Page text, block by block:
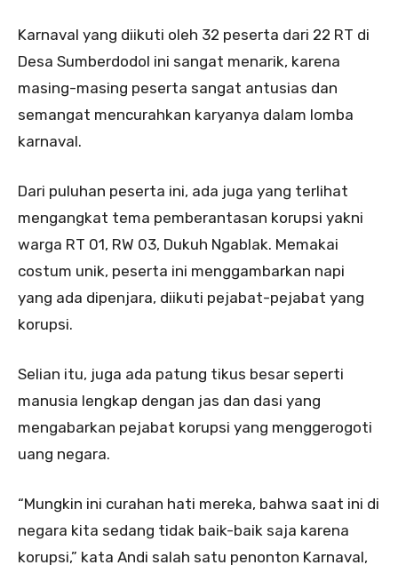
Karnaval yang diikuti oleh 32 peserta dari 22 RT di
Desa Sumberdodol ini sangat menarik, karena
masing-masing peserta sangat antusias dan
semangat mencurahkan karyanya dalam lomba
karnaval.
Dari puluhan peserta ini, ada juga yang terlihat
mengangkat tema pemberantasan korupsi yakni
warga RT 01, RW 03, Dukuh Ngablak. Memakai
costum unik, peserta ini menggambarkan napi
yang ada dipenjara, diikuti pejabat-pejabat yang
korupsi.
Selian itu, juga ada patung tikus besar seperti
manusia lengkap dengan jas dan dasi yang
mengabarkan pejabat korupsi yang menggerogoti
uang negara.
“Mungkin ini curahan hati mereka, bahwa saat ini di
negara kita sedang tidak baik-baik saja karena
korupsi,” kata Andi salah satu penonton Karnaval,